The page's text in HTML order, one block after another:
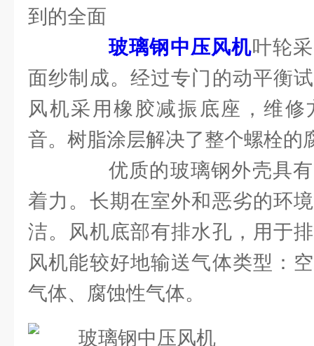
到的全面
玻璃钢中压风机叶轮
面纱制成。经过专门的动平衡
风机采用橡胶减振底座，维
音。树脂涂层解决了整个螺栓的
优质的玻璃钢外壳具有
着力。长期在室外和恶劣的环
洁。风机底部有排水孔，用于
风机能较好地输送气体类型：
气体、腐蚀性气体。